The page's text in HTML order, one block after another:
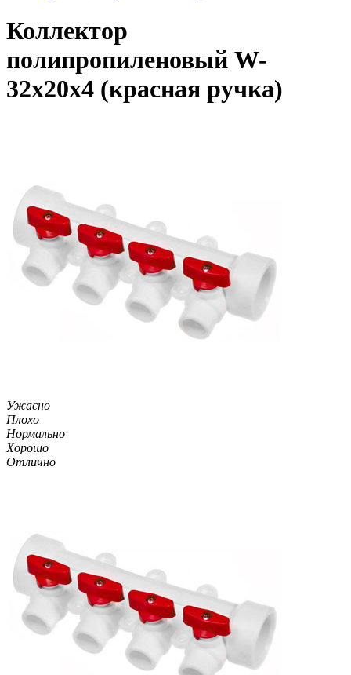
Коллектор
полипропиленовый W-
32х20х4 (красная ручка)
Ужасно
Плохо
Нормально
Хорошо
Отлично